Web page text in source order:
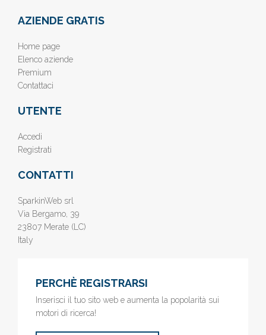
AZIENDE GRATIS
Home page
Elenco aziende
Premium
Contattaci
UTENTE
Accedi
Registrati
CONTATTI
SparkinWeb srl
Via Bergamo, 39
23807 Merate (LC)
Italy
PERCHÈ REGISTRARSI
Inserisci il tuo sito web e aumenta la popolarità sui
motori di ricerca!